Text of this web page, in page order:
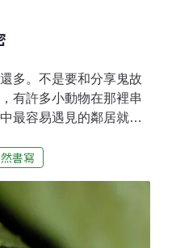
多。不是要和分享鬼故
有許多小動物在那裡串
最容易遇見的鄰居就是
多變，是個歌唱高手。
於暗色系，但再仔細一
常豐富。胸腹為黑白相
則是紅棕色搭配深橄欖
書寫